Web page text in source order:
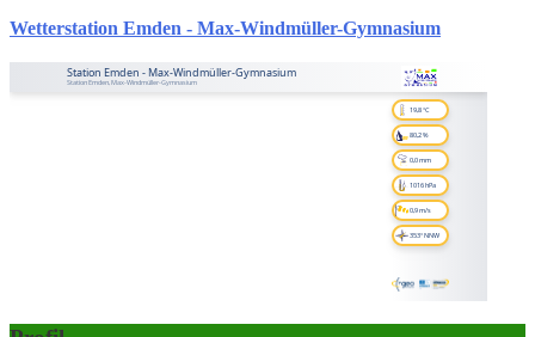
Wetterstation Emden - Max-Windmüller-Gymnasium